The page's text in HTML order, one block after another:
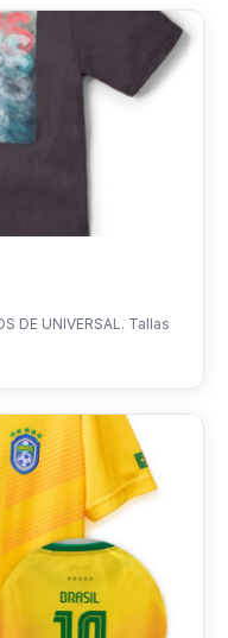
DE UNIVERSAL. Tallas